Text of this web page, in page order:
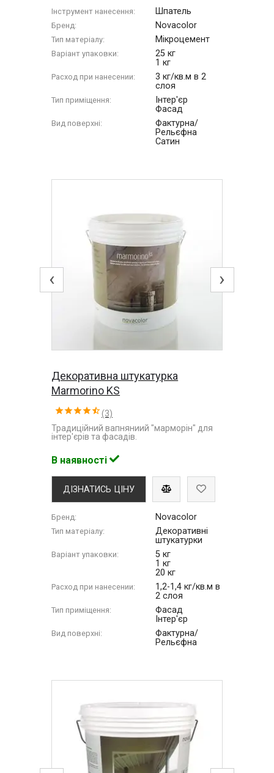
Інструмент нанесення: Шпатель
Бренд: Novacolor
Тип матеріалу: Мікроцемент
Варіант упаковки:
25 кг
1 кг
Расход при нанесении:
3 кг/кв.м в 2
слоя
Тип приміщення:
Інтер'єр
Фасад
Вид поверхні:
Фактурна/
Рельєфна
Сатин
‹ ›
Декоративна штукатурка
Marmorino KS
(3)
Традиційний вапняниий "марморін" для
інтер'єрів та фасадів.
В наявності
ДІЗНАТИСЬ ЦІНУ
Бренд: Novacolor
Тип матеріалу:
Декоративні
штукатурки
Варіант упаковки:
5 кг
1 кг
20 кг
Расход при нанесении:
1,2-1,4 кг/кв.м в
2 слоя
Тип приміщення:
Фасад
Інтер'єр
Вид поверхні:
Фактурна/
Рельєфна